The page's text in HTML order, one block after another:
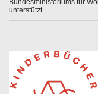
Bundesministeriums für
unterstützt.